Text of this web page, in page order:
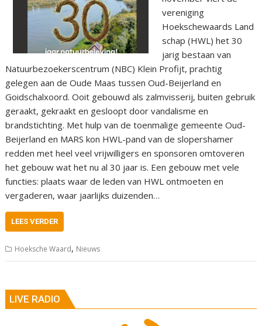
vereniging
Hoekschewaards Land
schap (HWL) het 30
jarig bestaan van
Natuurbezoekerscentrum (NBC) Klein Profijt, prachtig
gelegen aan de Oude Maas tussen Oud-Beijerland en
Goidschalxoord. Ooit gebouwd als zalmvisserij, buiten gebruik
geraakt, gekraakt en gesloopt door vandalisme en
brandstichting. Met hulp van de toenmalige gemeente Oud-
Beijerland en MARS kon HWL-pand van de slopershamer
redden met heel veel vrijwilligers en sponsoren omtoveren
het gebouw wat het nu al 30 jaar is. Een gebouw met vele
functies: plaats waar de leden van HWL ontmoeten en
vergaderen, waar jaarlijks duizenden…
LEES VERDER
Hoeksche Waard, Nieuws
LIVE RADIO